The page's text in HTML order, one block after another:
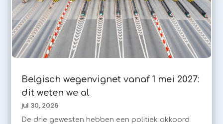
Belgisch wegenvignet vanaf 1 mei 2027:
dit weten we al
jul 30, 2026
De drie gewesten hebben een politiek akkoord